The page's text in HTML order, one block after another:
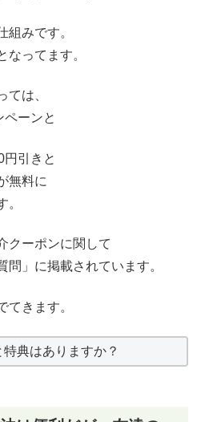
組みです。
なってます。
ては、
ーンと
円引きと
無料に
。
クーポンに関して
」に掲載されています。
てきます。
典はありますか？